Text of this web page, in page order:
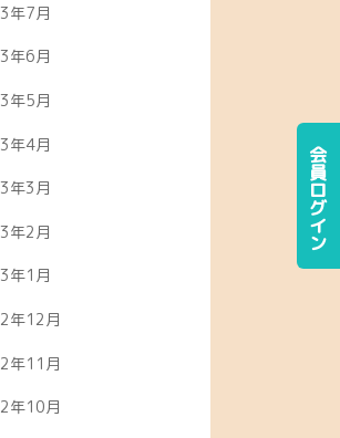
年7月
年6月
年5月
年4月
年3月
年2月
年1月
年12月
年11月
年10月
会員ログイン